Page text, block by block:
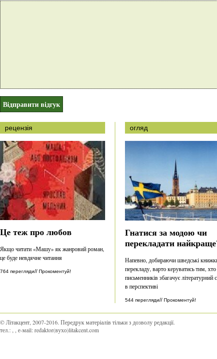
рецензія
Це теж про любов
Якщо читати «Машу» як жанровий роман,
це буде невдячне читання
764 перегляди// Прокоментуй!
огляд
Гнатися за модою чи
перекладати
Напевно, добираючи шведські
перекладу, варто керуватись тим, хто
письменників збагачує літературний
в перспективі
544 перегляди// Прокоментуй!
© Літакцент, 2007-2016. Передрук матеріалів тільки з дозволу редакції.
тел.:
, е-маіl:redaktor(вухо)litakcent.com